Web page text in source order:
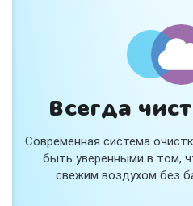
Всегда
Современная система
быть уверенными в том,
свежим воздухом без